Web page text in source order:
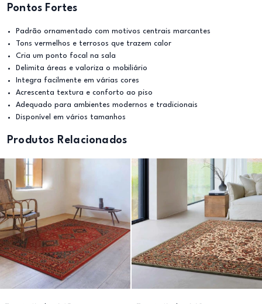
Pontos Fortes
Padrão ornamentado com motivos centrais marcantes
Tons vermelhos e terrosos que trazem calor
Cria um ponto focal na sala
Delimita áreas e valoriza o mobiliário
Integra facilmente em várias cores
Acrescenta textura e conforto ao piso
Adequado para ambientes modernos e tradicionais
Disponível em vários tamanhos
Produtos Relacionados